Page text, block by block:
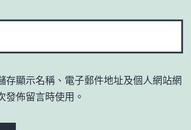
存顯示名稱、電子郵件地址及個人網站網
發佈留言時使用。